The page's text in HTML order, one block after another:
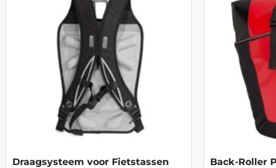
Draagsysteem voor Fietstassen